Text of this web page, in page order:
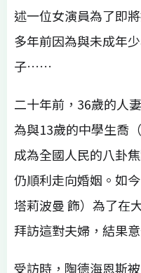
述一位女演員為了即
多年前因為與未成年
子……
二十年前，36歲的人
為與13歲的中學生喬（
成為全國人民的八卦
仍順利走向婚姻。如
塔莉波曼 飾）為了在
拜訪這對夫婦，結果
受訪時，陶德海恩斯